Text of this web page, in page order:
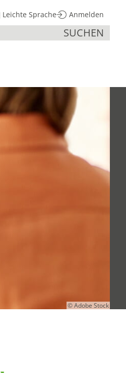
Leichte Sprache Anmelden
SUCHEN
© Adobe Stock